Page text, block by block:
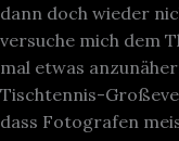
dann doch wieder
versuche mich dem
mal etwas
Tischtennis-
dass Fotografen